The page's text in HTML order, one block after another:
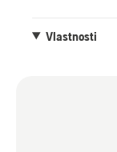
Vlastnosti